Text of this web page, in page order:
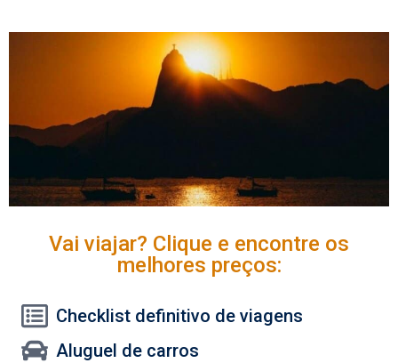
Vai viajar? Clique e encontre os
melhores preços:
Checklist definitivo de viagens
Aluguel de carros